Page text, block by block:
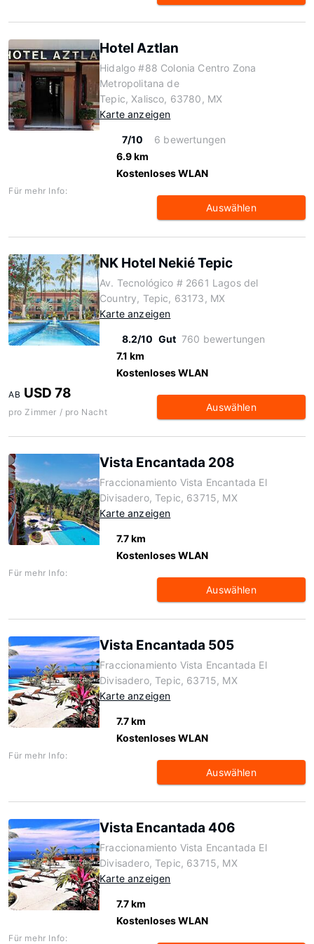
Hotel Aztlan
Hidalgo #88 Colonia Centro Zona
Metropolitana de
Tepic, Xalisco, 63780, MX
Karte anzeigen
7/10
6 bewertungen
6.9 km
Kostenloses WLAN
Für mehr Info:
Auswählen
NK Hotel Nekié Tepic
Av. Tecnológico # 2661 Lagos del
Country, Tepic, 63173, MX
Karte anzeigen
8.2/10 Gut 760 bewertungen
7.1 km
Kostenloses WLAN
AB USD 78
pro Zimmer / pro Nacht Auswählen
Vista Encantada 208
Fraccionamiento Vista Encantada El
Divisadero, Tepic, 63715, MX
Karte anzeigen
7.7 km
Kostenloses WLAN
Für mehr Info:
Auswählen
Vista Encantada 505
Fraccionamiento Vista Encantada El
Divisadero, Tepic, 63715, MX
Karte anzeigen
7.7 km
Kostenloses WLAN
Für mehr Info:
Auswählen
Vista Encantada 406
Fraccionamiento Vista Encantada El
Divisadero, Tepic, 63715, MX
Karte anzeigen
7.7 km
Kostenloses WLAN
Für mehr Info: